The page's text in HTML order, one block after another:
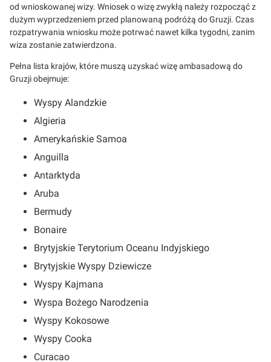
od wnioskowanej wizy. Wniosek o wizę zwykłą należy rozpocząć z
dużym wyprzedzeniem przed planowaną podróżą do Gruzji. Czas
rozpatrywania wniosku może potrwać nawet kilka tygodni, zanim
wiza zostanie zatwierdzona.
Pełna lista krajów, które muszą uzyskać wizę ambasadową do
Gruzji obejmuje:
Wyspy Alandzkie
Algieria
Amerykańskie Samoa
Anguilla
Antarktyda
Aruba
Bermudy
Bonaire
Brytyjskie Terytorium Oceanu Indyjskiego
Brytyjskie Wyspy Dziewicze
Wyspy Kajmana
Wyspa Bożego Narodzenia
Wyspy Kokosowe
Wyspy Cooka
Curacao